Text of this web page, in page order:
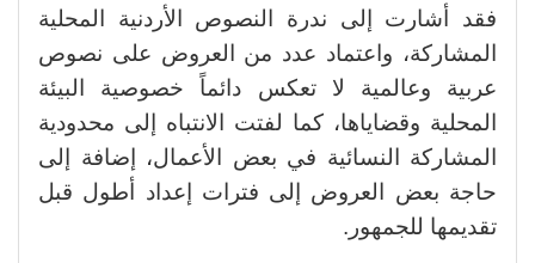
فقد أشارت إلى ندرة النصوص الأردنية المحلية
المشاركة، واعتماد عدد من العروض على نصوص
عربية وعالمية لا تعكس دائماً خصوصية البيئة
المحلية وقضاياها، كما لفتت الانتباه إلى محدودية
المشاركة النسائية في بعض الأعمال، إضافة إلى
حاجة بعض العروض إلى فترات إعداد أطول قبل
تقديمها للجمهور.